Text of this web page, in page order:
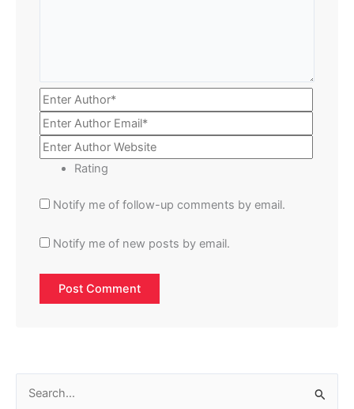
Rating
Notify me of follow-up comments by email.
Notify me of new posts by email.